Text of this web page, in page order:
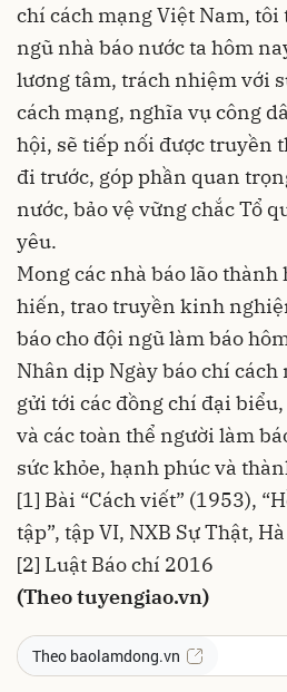
chí cách mạng Việt Nam,
ngũ nhà báo nước ta hôm
lương tâm, trách nhiệm với
cách mạng, nghĩa vụ công
hội, sẽ tiếp nối được truyền
đi trước, góp phần quan
nước, bảo vệ vững chắc Tổ
yêu.
Mong các nhà báo lão
hiến, trao truyền kinh
báo cho đội ngũ làm báo
Nhân dịp Ngày báo chí
gửi tới các đồng chí đại
và các toàn thể người làm
sức khỏe, hạnh phúc và
[1] Bài “Cách viết” (1953),
tập”, tập VI, NXB Sự Thật,
[2] Luật Báo chí 2016
(Theo tuyengiao.vn)
Theo baolamdong.vn